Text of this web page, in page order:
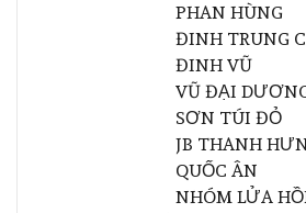
PHAN HÙNG
ĐINH TRUNG
ĐINH VŨ
VŨ ĐẠI
SƠN TÚI ĐỎ
JB THANH
QUỐC ÂN
NHÓM LỬA